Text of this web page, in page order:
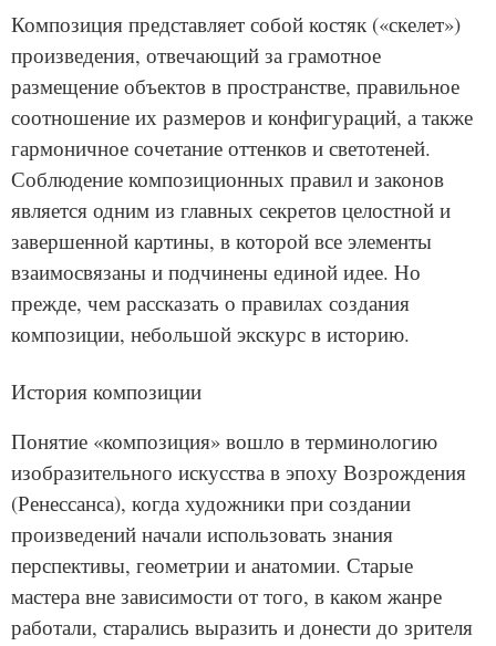
Композиция представляет собой костяк («скелет»)
произведения, отвечающий за грамотное
размещение объектов в пространстве, правильное
соотношение их размеров и конфигураций, а также
гармоничное сочетание оттенков и светотеней.
Соблюдение композиционных правил и законов
является одним из главных секретов целостной и
завершенной картины, в которой все элементы
взаимосвязаны и подчинены единой идее. Но
прежде, чем рассказать о правилах создания
композиции, небольшой экскурс в историю.
История композиции
Понятие «композиция» вошло в терминологию
изобразительного искусства в эпоху Возрождения
(Ренессанса), когда художники при создании
произведений начали использовать знания
перспективы, геометрии и анатомии. Старые
мастера вне зависимости от того, в каком жанре
работали, старались выразить и донести до зрителя